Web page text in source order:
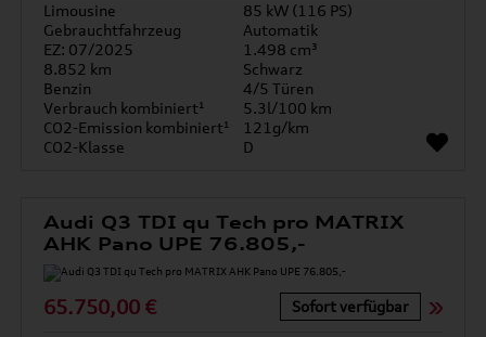
Limousine
85 kW (116 PS)
Gebrauchtfahrzeug
Automatik
EZ: 07/2025
1.498 cm³
8.852 km
Schwarz
Benzin
4/5 Türen
Verbrauch kombiniert¹
5.3l/100 km
CO2-Emission kombiniert¹
121g/km
CO2-Klasse
D
Audi Q3 TDI qu Tech pro MATRIX
AHK Pano UPE 76.805,-
65.750,00 € Sofort verfügbar